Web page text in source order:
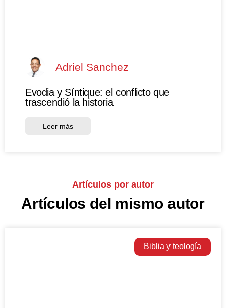
Adriel Sanchez
Evodia y Síntique: el conflicto que
trascendió la historia
Leer más
Artículos por autor
Artículos del mismo autor
Biblia y teología